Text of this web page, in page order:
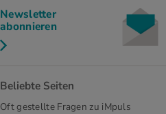
Newsletter
abonnieren
Beliebte Seiten
Oft gestellte Fragen zu iMpuls